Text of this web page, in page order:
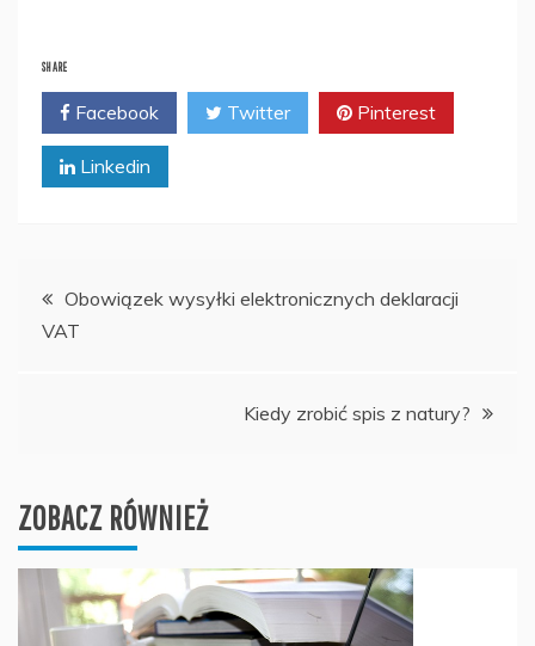
SHARE
Facebook Twitter Pinterest
Linkedin
Nawigacja
Obowiązek wysyłki elektronicznych deklaracji
VAT
Kiedy zrobić spis z natury?
ZOBACZ RÓWNIEŻ